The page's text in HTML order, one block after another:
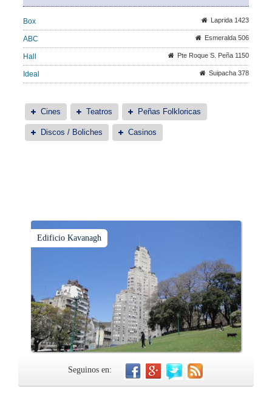
Box Laprida 1423
ABC Esmeralda 506
Hall Pte Roque S. Peña 1150
Ideal Suipacha 378
Cines Teatros Peñas Folkloricas
Discos / Boliches Casinos
Edificio Kavanagh
Seguinos en: